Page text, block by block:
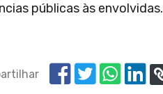
públicas às envolvidas.